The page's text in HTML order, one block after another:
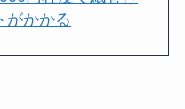
がかかる